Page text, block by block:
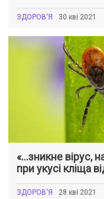
ЗДОРОВ'Я 30 кві 2021
«…зникне вірус,
при укусі кліща
ЗДОРОВ'Я 28 кві 2021